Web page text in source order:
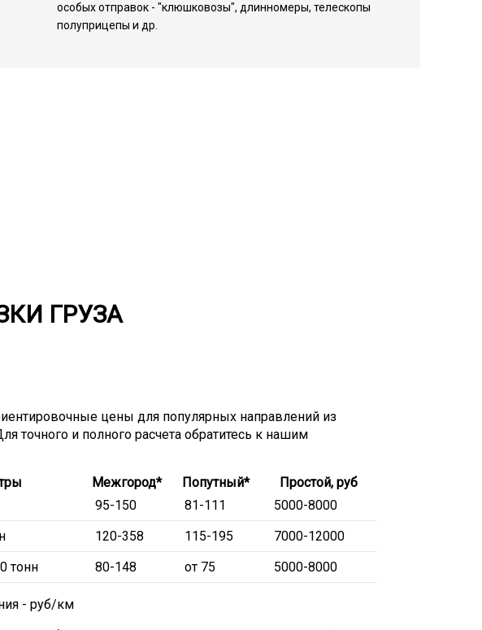
особых отправок - "клюшковозы", длинномеры, телескопы
полуприцепы и др.
ГРУЗА
цены для популярных направлений из
точного и полного расчета обратитесь к нашим
Межгород* Попутный*
Простой, руб
95-150 81-111
5000-8000
120-358 115-195
7000-12000
тонн
80-148 от 75 5000-8000
- руб/км